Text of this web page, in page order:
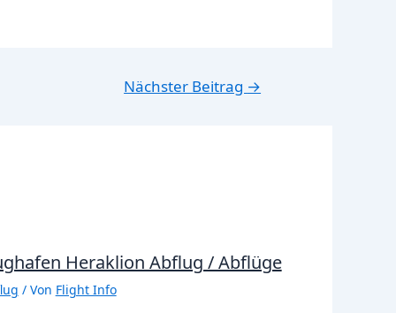
Nächster Beitrag →
Heraklion Abflug / Abflüge
/ Von Flight Info